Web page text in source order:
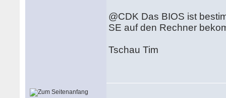
@CDK Das BIOS ist
SE auf den Rechner
Tschau Tim